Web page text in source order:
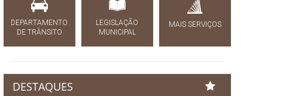
DEPARTAMENTO
DE TRÂNSITO
LEGISLAÇÃO
MUNICIPAL
MAIS SERVIÇOS
DESTAQUES